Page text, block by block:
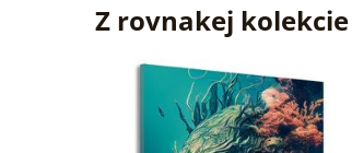
Z rovnakej kolekcie